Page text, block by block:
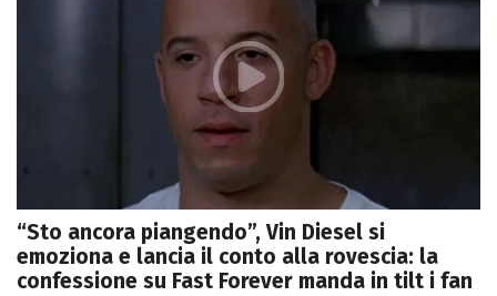
“Sto ancora piangendo”, Vin Diesel si
emoziona e lancia il conto alla rovescia: la
confessione su Fast Forever manda in tilt i fan